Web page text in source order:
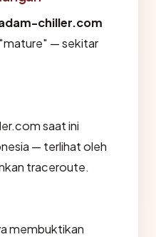
chiller.com
— sekitar
saat ini
— terlihat oleh
traceroute.
membuktikan